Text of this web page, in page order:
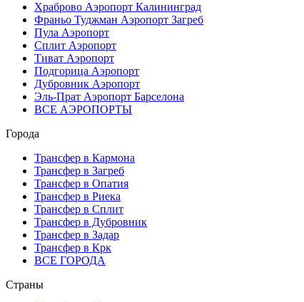
Храброво Аэропорт Калининград
Франьо Туджман Аэропорт Загреб
Пула Аэропорт
Сплит Аэропорт
Тиват Аэропорт
Подгорица Аэропорт
Дубровник Аэропорт
Эль-Прат Аэропорт Барселона
ВСЕ АЭРОПОРТЫ
Города
Трансфер в Кармона
Трансфер в Загреб
Трансфер в Опатия
Трансфер в Риека
Трансфер в Сплит
Трансфер в Дубровник
Трансфер в Задар
Трансфер в Крк
ВСЕ ГОРОДА
Страны